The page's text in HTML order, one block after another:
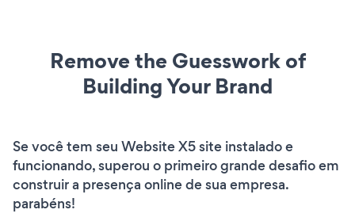
Remove the Guesswork of
Building Your Brand
Se você tem seu Website X5 site instalado e
funcionando, superou o primeiro grande desafio em
construir a presença online de sua empresa.
parabéns!